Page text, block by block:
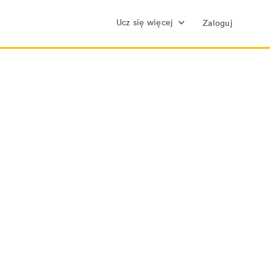
Ucz się więcej Zaloguj